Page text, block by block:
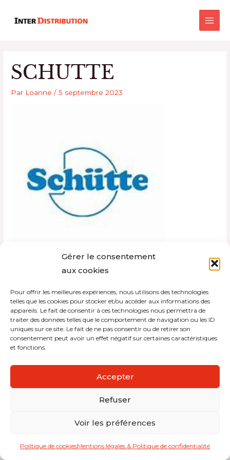
Gérer le consentement
aux cookies
Pour offrir les meilleures expériences, nous utilisons des technologies
telles que les cookies pour stocker et/ou accéder aux informations des
appareils. Le fait de consentir à ces technologies nous permettra de
traiter des données telles que le comportement de navigation ou les ID
uniques sur ce site. Le fait de ne pas consentir ou de retirer son
consentement peut avoir un effet négatif sur certaines caractéristiques
et fonctions.
Accepter
Refuser
Voir les préférences
Politique de cookiesMentions légales & Politique de confidentialité
Main
SCHUTTE
Par Loanne/5 septembre 2023
Copyright © 2026 Interdistribution
Mentions légales et politique de confidentialité